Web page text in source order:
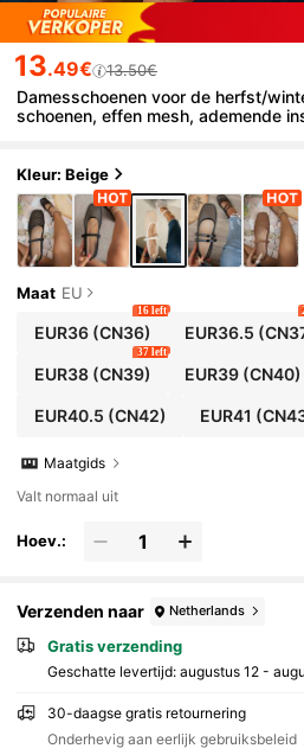
13.49€ 13.50€
Damesschoenen voor de herfst/
schoenen, effen mesh, ademende
Kleur: Beige
Maat EU
EUR36(CN36)
16 left
EUR36.5
EUR38(CN39)
37 left
EUR39 (CN40)
EUR40.5 (CN42) EUR41
Maatgids
Valt normaal uit
Hoev.:
Verzenden naar Netherlands
Gratis verzending
Geschatte levertijd: augustus 12 -
30-daagse gratis retournering
Onderhevig aan eerlijk gebruiksbeleid